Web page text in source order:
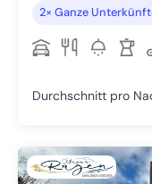
2× Ganze
Durchschnitt pro